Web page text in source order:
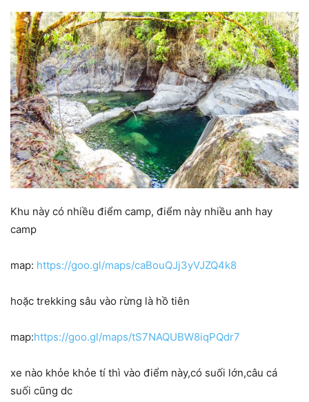
Khu này có nhiều điểm camp, điểm này nhiều anh hay
camp
map: https://goo.gl/maps/caBouQJj3yVJZQ4k8
hoặc trekking sâu vào rừng là hồ tiên
map:https://goo.gl/maps/tS7NAQUBW8iqPQdr7
xe nào khỏe khỏe tí thì vào điểm này,có suối lớn,câu cá
suối cũng dc